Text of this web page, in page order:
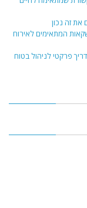
את זה נכון
המתאימים לאירוח
פרקטי לניהול בטוח